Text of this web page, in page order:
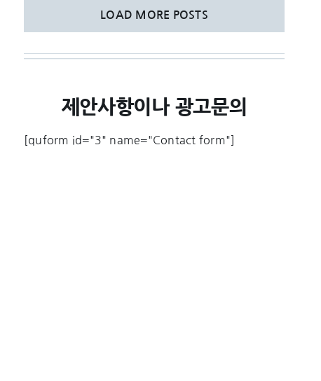
LOAD MORE POSTS
제안사항이나 광고문의
[quform id="3" name="Contact form"]